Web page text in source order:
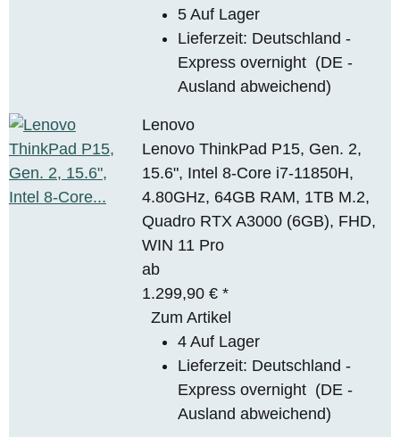
5 Auf Lager
Lieferzeit: Deutschland -
Express overnight (DE -
Ausland abweichend)
Lenovo
Lenovo ThinkPad P15, Gen. 2,
15.6", Intel 8-Core i7-11850H,
4.80GHz, 64GB RAM, 1TB M.2,
Quadro RTX A3000 (6GB), FHD,
WIN 11 Pro
ab
1.299,90 €*
Zum Artikel
4 Auf Lager
Lieferzeit: Deutschland -
Express overnight (DE -
Ausland abweichend)